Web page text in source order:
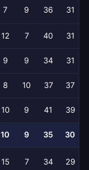
7 9 36 31
12 7 40 31
9 9 34 31
8 10 37 37
10 9 41 39
10 9 35 30
15 7 34 29